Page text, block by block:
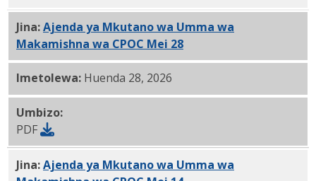
Jina:Ajenda ya Mkutano wa Umma wa
Makamishna wa CPOC Mei 28, 2026 PDF
Imetolewa: Huenda 28, 2026
Umbizo:
PDF
Jina:Ajenda ya Mkutano wa Umma wa